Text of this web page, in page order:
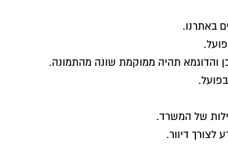
באתרנו.
והדוגמא תהיה ממוקמת שונה מהתמונה.
של המשרד.
דיוור.